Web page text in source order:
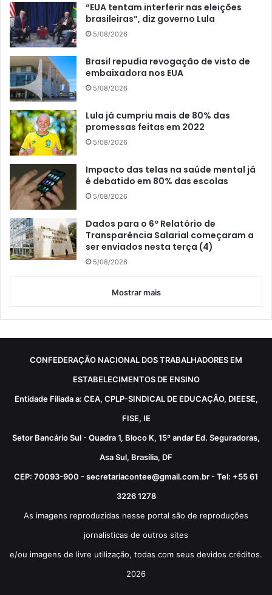
“EUA tentam interferir nas eleições
brasileiras”, diz governo Lula
5/08/2026
Brasil repudia revogação de visto de
embaixadora nos EUA
5/08/2026
Lula já cumpriu mais de 80% das
promessas feitas em 2022
5/08/2026
Impacto das telas na saúde mental já
é debatido em 80% das escolas
5/08/2026
Dados para o 6º Relatório de
Transparência Salarial começaram a
ser enviados nesta terça (4)
5/08/2026
Mostrar mais
CONFEDERAÇÃO NACIONAL DOS TRABALHADORES EM
ESTABELECIMENTOS DE ENSINO
Entidade Filiada a: CEA, CPLP-SINDICAL DE EDUCAÇÃO, DIEESE,
FISE, IE
Setor Bancário Sul - Quadra 1, Bloco K, 15º andar Ed. Seguradoras,
Asa Sul, Brasília, DF
CEP: 70093-900 - secretariacontee@gmail.com.br - Tel: +55 61
3226 1278
As imagens reproduzidas nesse portal são de reproduções
jornalísticas de outros sites
e/ou imagens de livre utilização, todas com seus devidos créditos.
2026